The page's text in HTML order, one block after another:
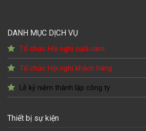
DANH MỤC DỊCH VỤ
Tổ chức Hội nghị cuối năm
Tổ chức Hội nghị khách hàng
Lễ kỷ niệm thành lập công ty
Thiết bị sự kiện